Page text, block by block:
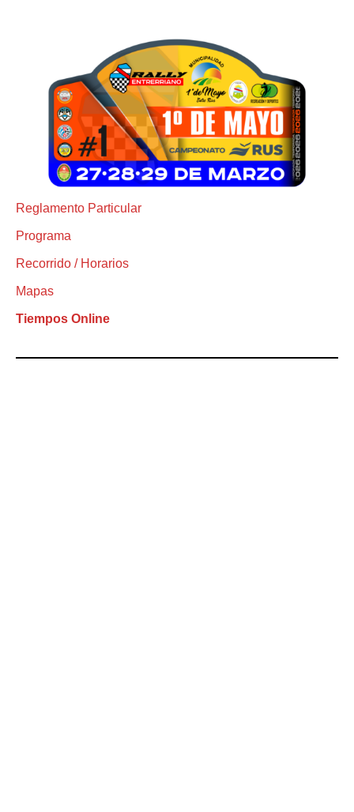
Reglamento Particular
Programa
Recorrido / Horarios
Mapas
Tiempos Online